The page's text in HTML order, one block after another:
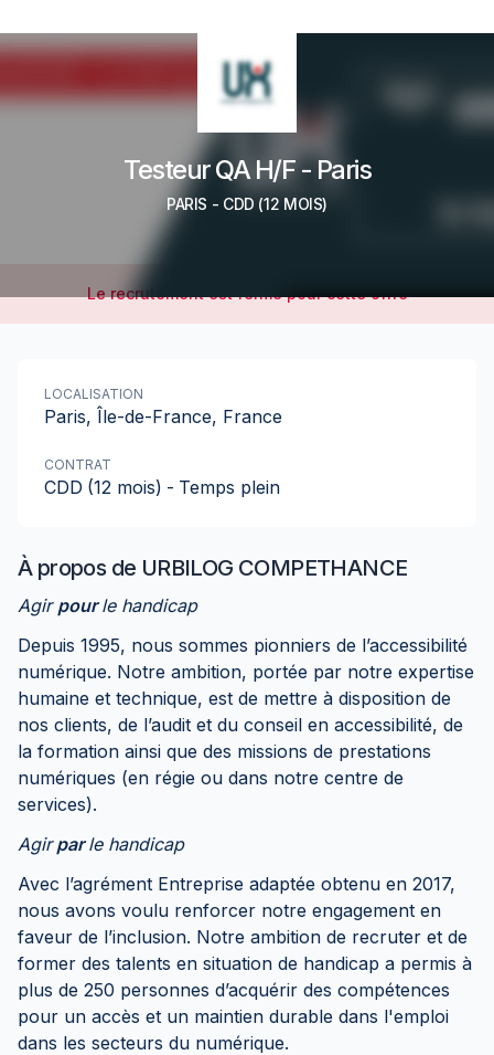
Testeur QA H/F - Paris
PARIS - CDD (12 MOIS)
Le recrutement est fermé pour cette offre
À propos de URBILOG COMPETHANCE
Agir pourle handicap
Depuis 1995, nous sommes pionniers de l’accessibilité
numérique. Notre ambition, portée par notre expertise
humaine et technique, est de mettre à disposition de
nos clients, de l’audit et du conseil en accessibilité, de
la formation ainsi que des missions de prestations
numériques (en régie ou dans notre centre de
services).
Agirparle handicap
Avec l’agrément Entreprise adaptée obtenu en 2017,
nous avons voulu renforcer notre engagement en
faveur de l’inclusion. Notre ambition de recruter et de
former des talents en situation de handicap a permis à
plus de 250 personnes d’acquérir des compétences
pour un accès et un maintien durable dans l'emploi
dans les secteurs du numérique.
LOCALISATION
Paris, Île-de-France, France
CONTRAT
CDD (12 mois) - Temps plein